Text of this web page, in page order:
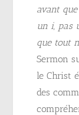
avant
un i, pas
que tout
Sermon
le Christ
des